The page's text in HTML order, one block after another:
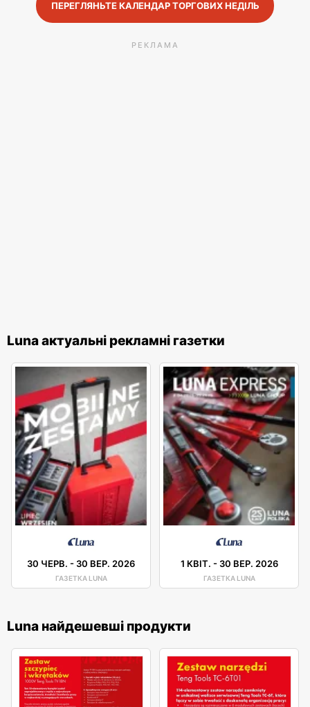
ПЕРЕГЛЯНЬТЕ КАЛЕНДАР ТОРГОВИХ НЕДІЛЬ
РЕКЛАМА
Luna актуальні рекламні газетки
30 ЧЕРВ. - 30 ВЕР. 2026
ГАЗЕТКА LUNA
1 КВІТ. - 30 ВЕР. 2026
ГАЗЕТКА LUNA
Luna найдешевші продукти